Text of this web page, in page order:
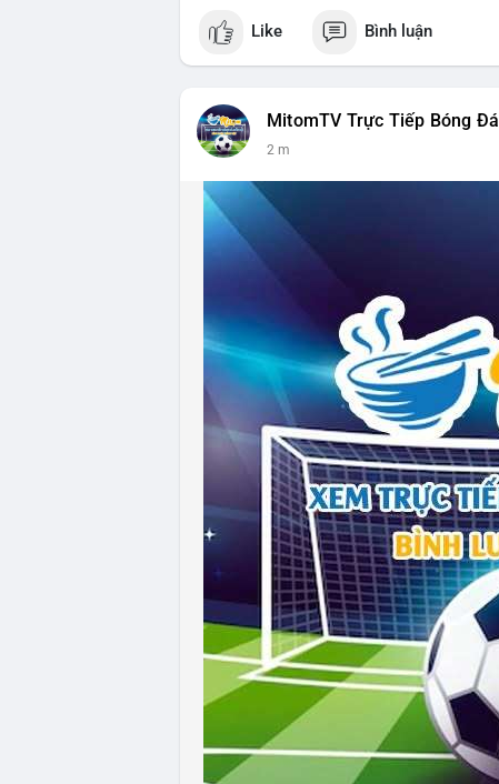
Like Bình luận
MitomTV Trực Tiếp Bóng Đá
2 m